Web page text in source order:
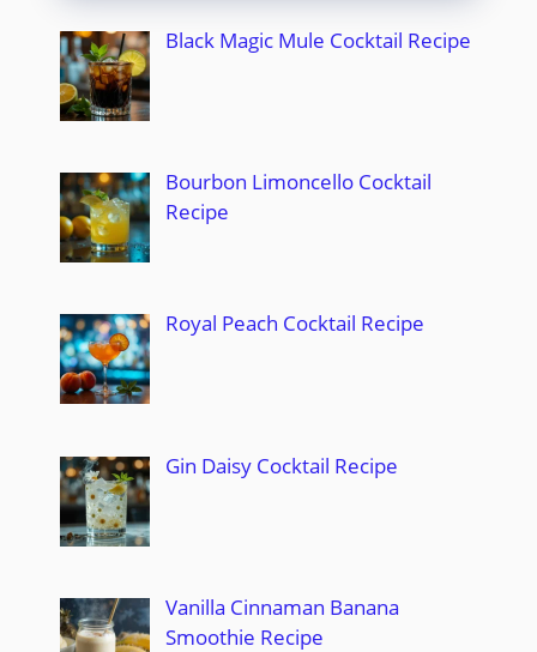
Black Magic Mule Cocktail Recipe
Bourbon Limoncello Cocktail
Recipe
Royal Peach Cocktail Recipe
Gin Daisy Cocktail Recipe
Vanilla Cinnaman Banana
Smoothie Recipe